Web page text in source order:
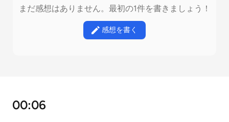
まだ感想はありません。最初の1件を書きましょう！
感想を書く
00:06